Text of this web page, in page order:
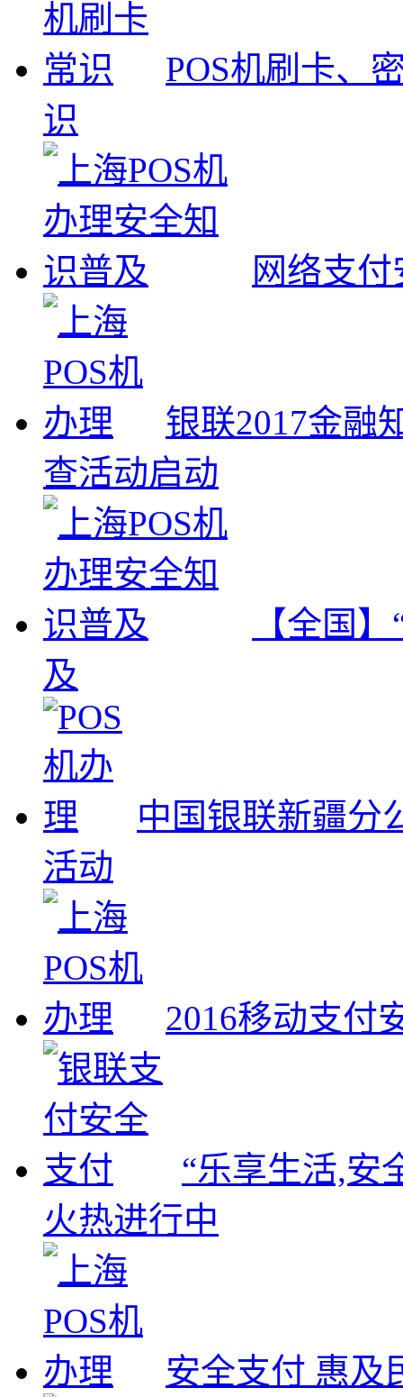
POS机刷卡、
识
网络支
银联2017金融
查活动启动
【全国
及
中国银联新疆分
活动
2016移动支付
“乐享生活,安
火热进行中
安全支付 惠及